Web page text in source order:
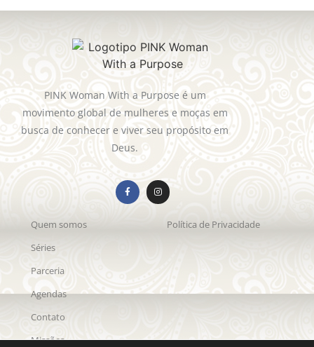
PINK Woman With a Purpose é um
movimento global de mulheres e moças em
busca de conhecer e viver seu propósito em
Deus.
Quem somos
Séries
Parceria
Agendas
Contato
Missões
Política de Privacidade